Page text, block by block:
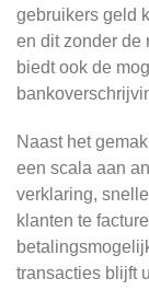
gebruikers geld
en dit zonder de
biedt ook de
Naast het
een scala aan
verklaring,
klanten te
transacties blijft